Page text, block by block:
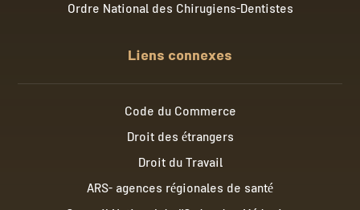
Ordre National des Chirugiens-Dentistes
Liens connexes
Code du Commerce
Droit des étrangers
Droit du Travail
ARS- agences régionales de santé